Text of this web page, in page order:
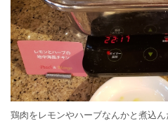
鶏肉をレモンやハーブなんかと煮込ん